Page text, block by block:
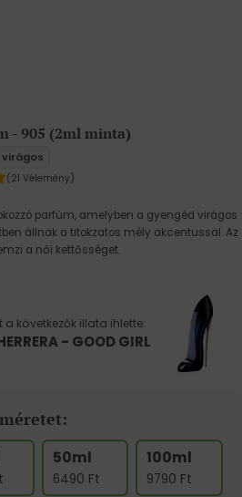
- 905 (2ml minta)
virágos
(21 Vélemény)
parfüm, amelyben a gyengéd virágos
állnak a titokzatos mély akcentussal. Az
a női kettősséget.
a következők illata ihlette:
- GOOD GIRL
50ml
6490 Ft
100ml
9790 Ft